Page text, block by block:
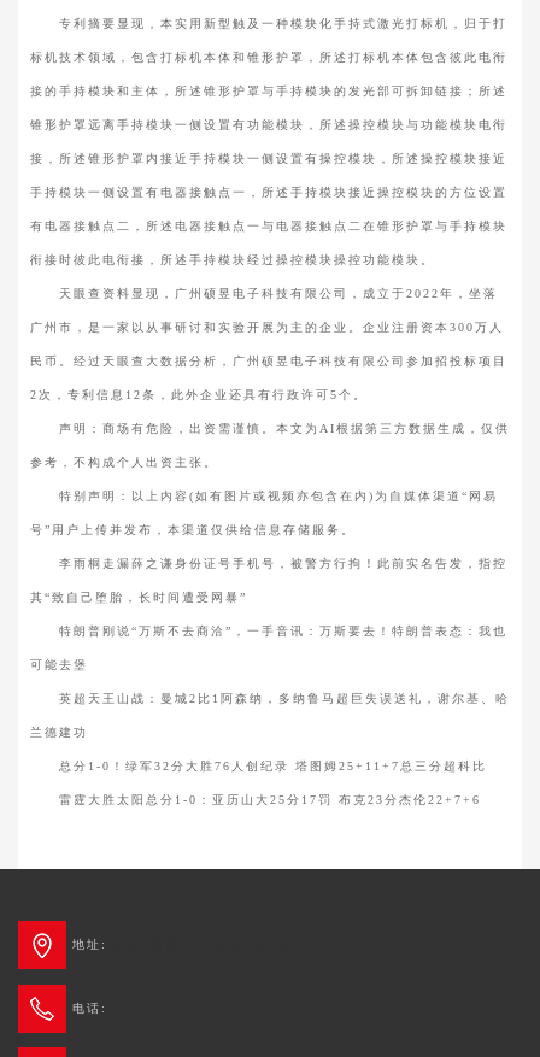
专利摘要显现，本实用新型触及一种模块化手持式激光打标机，归于打
标机技术领域，包含打标机本体和锥形护罩，所述打标机本体包含彼此电衔
接的手持模块和主体，所述锥形护罩与手持模块的发光部可拆卸链接；所述
锥形护罩远离手持模块一侧设置有功能模块，所述操控模块与功能模块电衔
接，所述锥形护罩内接近手持模块一侧设置有操控模块，所述操控模块接近
手持模块一侧设置有电器接触点一，所述手持模块接近操控模块的方位设置
有电器接触点二，所述电器接触点一与电器接触点二在锥形护罩与手持模块
衔接时彼此电衔接，所述手持模块经过操控模块操控功能模块。
天眼查资料显现，广州硕昱电子科技有限公司，成立于2022年，坐落
广州市，是一家以从事研讨和实验开展为主的企业。企业注册资本300万人
民币。经过天眼查大数据分析，广州硕昱电子科技有限公司参加招投标项目
2次，专利信息12条，此外企业还具有行政许可5个。
声明：商场有危险，出资需谨慎。本文为AI根据第三方数据生成，仅供
参考，不构成个人出资主张。
特别声明：以上内容(如有图片或视频亦包含在内)为自媒体渠道“网易
号”用户上传并发布，本渠道仅供给信息存储服务。
李雨桐走漏薛之谦身份证号手机号，被警方行拘！此前实名告发，指控
其“致自己堕胎，长时间遭受网暴”
特朗普刚说“万斯不去商洽”，一手音讯：万斯要去！特朗普表态：我也
可能去堡
英超天王山战：曼城2比1阿森纳，多纳鲁马超巨失误送礼，谢尔基、哈
兰德建功
总分1-0！绿军32分大胜76人创纪录 塔图姆25+11+7总三分超科比
雷霆大胜太阳总分1-0：亚历山大25分17罚 布克23分杰伦22+7+6
地址:
电话: